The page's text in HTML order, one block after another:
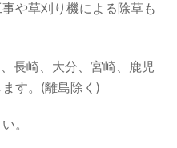
や草刈り機による除草も
長崎、大分、宮崎、鹿児
す。 (離島除く)
。